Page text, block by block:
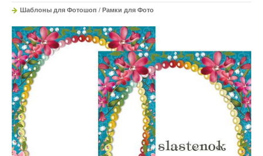
Шаблоны для Фотошоп / Рамки для Фото